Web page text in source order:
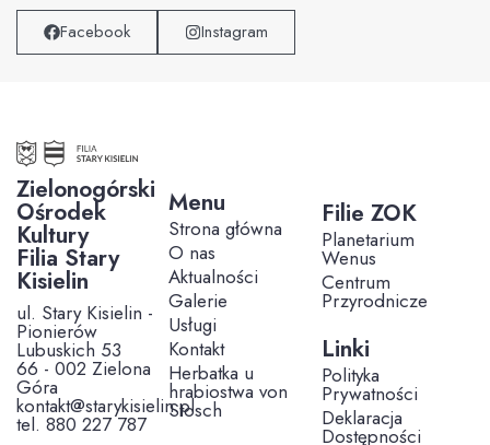
Facebook Instagram
Zielonogórski
Ośrodek
Kultury
Filia Stary
Kisielin
ul. Stary Kisielin -
Pionierów
Lubuskich 53
66 - 002 Zielona
Góra
kontakt@starykisielin.pl
tel. 880 227 787
Menu
Strona główna
O nas
Aktualności
Galerie
Usługi
Kontakt
Herbatka u
hrabiostwa von
Stosch
Filie ZOK
Planetarium
Wenus
Centrum
Przyrodnicze
Linki
Polityka
Prywatności
Deklaracja
Dostępności